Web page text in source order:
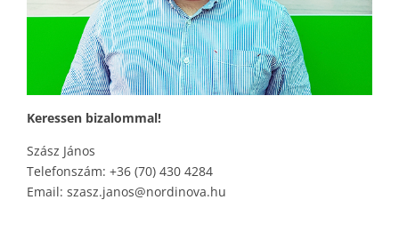
Keressen bizalommal!
Szász János
Telefonszám: +36 (70) 430 4284
Email: szasz.janos@nordinova.hu